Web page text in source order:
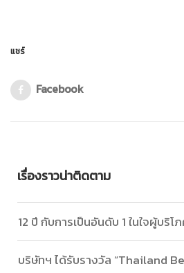
แชร์
Facebook
เรื่องราวน่าติดตาม
12 ปี กับการเป็นอันดับ 1 ในใจผู้บริโ
บริษัทฯ ได้รับรางวัล “Thailand